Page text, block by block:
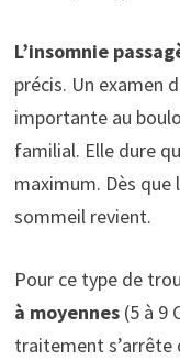
L’insomnie
précis. Un examen
importante au
familial. Elle dure
maximum. Dès que
sommeil revient.
Pour ce type de
à moyennes(5 à 9
traitement s’arrête